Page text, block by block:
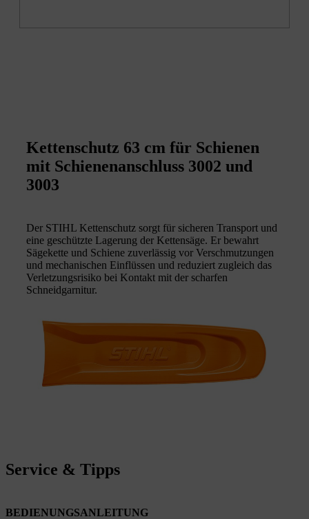
Kettenschutz 63 cm für Schienen
mit Schienenanschluss 3002 und
3003
Der STIHL Kettenschutz sorgt für sicheren Transport und
eine geschützte Lagerung der Kettensäge. Er bewahrt
Sägekette und Schiene zuverlässig vor Verschmutzungen
und mechanischen Einflüssen und reduziert zugleich das
Verletzungsrisiko bei Kontakt mit der scharfen
Schneidgarnitur.
Service & Tipps
BEDIENUNGSANLEITUNG